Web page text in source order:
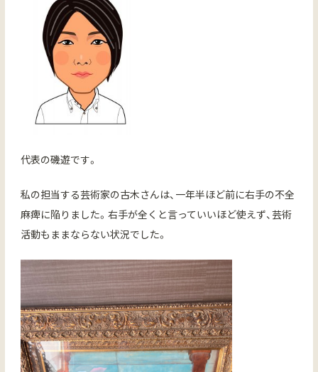
代表の磯遊です。
私の担当する芸術家の古木さんは、一年半ほど前に右手の不全
麻痺に陥りました。右手が全くと言っていいほど使えず、芸術
活動もままならない状況でした。